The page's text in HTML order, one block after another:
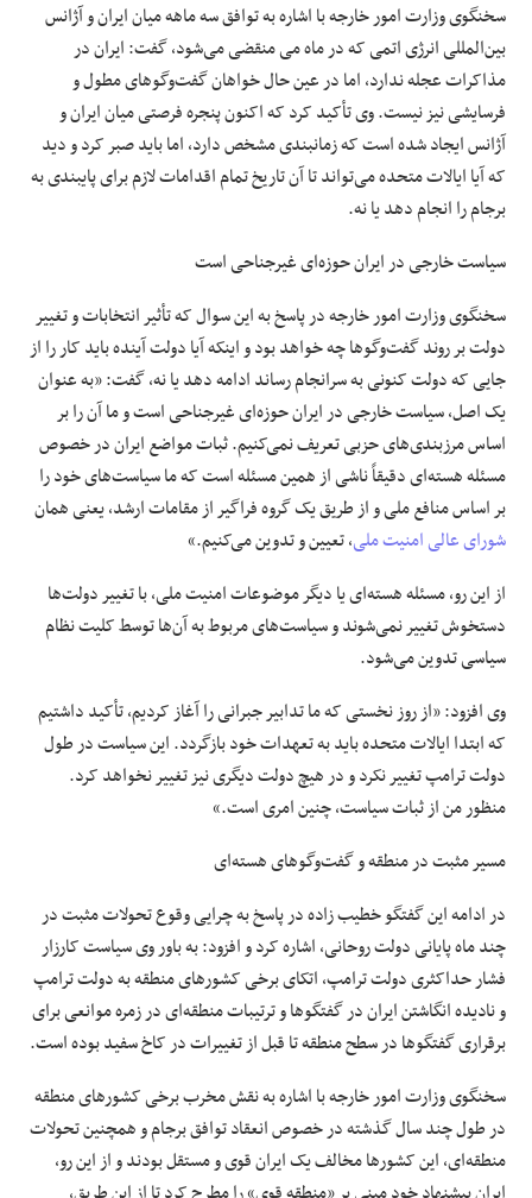
سخنگوی وزارت امور خارجه با اشاره به توافق سه ماهه میان ایران و آژانس
بین‌المللی انرژی اتمی که در ماه می منقضی می‌شود، گفت: ایران در
مذاکرات عجله ندارد، اما در عین حال خواهان گفت‌وگوهای مطول و
فرسایشی نیز نیست. وی تأکید کرد که اکنون پنجره فرصتی میان ایران و
آژانس ایجاد شده است که زمانبندی مشخص دارد، اما باید صبر کرد و دید
که آیا ایالات متحده می‌تواند تا آن تاریخ تمام اقدامات لازم برای پایبندی به
برجام را انجام دهد یا نه.
سیاست خارجی در ایران حوزه‌ای غیرجناحی است
سخنگوی وزارت امور خارجه در پاسخ به این سوال که تأثیر انتخابات و تغییر
دولت بر روند گفت‌وگوها چه خواهد بود و اینکه آیا دولت آینده باید کار را از
جایی که دولت کنونی به سرانجام رساند ادامه دهد یا نه، گفت: «به عنوان
یک اصل، سیاست خارجی در ایران حوزه‌ای غیرجناحی است و ما آن را بر
اساس مرزبندی‌های حزبی تعریف نمی‌کنیم. ثبات مواضع ایران در خصوص
مسئله هسته‌ای دقیقاً ناشی از همین مسئله است که ما سیاست‌های خود را
بر اساس منافع ملی و از طریق یک گروه فراگیر از مقامات ارشد، یعنی همان
شورای عالی امنیت ملی، تعیین و تدوین می‌کنیم.»
از این رو، مسئله هسته‌ای یا دیگر موضوعات امنیت ملی، با تغییر دولت‌ها
دستخوش تغییر نمی‌شوند و سیاست‌های مربوط به آن‌ها توسط کلیت نظام
سیاسی تدوین می‌شود.
وی افزود: «از روز نخستی که ما تدابیر جبرانی را آغاز کردیم، تأکید داشتیم
که ابتدا ایالات متحده باید به تعهدات خود بازگردد. این سیاست در طول
دولت ترامپ تغییر نکرد و در هیچ دولت دیگری نیز تغییر نخواهد کرد.
منظور من از ثبات سیاست، چنین امری است.»
مسیر مثبت در منطقه و گفت‌وگوهای هسته‌ای
در ادامه این گفتگو خطیب زاده در پاسخ به چرایی وقوع تحولات مثبت در
چند ماه پایانی دولت روحانی، اشاره کرد و افزود: به باور وی سیاست کارزار
فشار حداکثری دولت ترامپ، اتکای برخی کشورهای منطقه به دولت ترامپ
و نادیده انگاشتن ایران در گفتگوها و ترتیبات منطقه‌ای در زمره موانعی برای
برقراری گفتگوها در سطح منطقه تا قبل از تغییرات در کاخ سفید بوده است.
سخنگوی وزارت امور خارجه با اشاره به نقش مخرب برخی کشورهای منطقه
در طول چند سال گذشته در خصوص انعقاد توافق برجام و همچنین تحولات
منطقه‌ای، این کشورها مخالف یک ایران قوی و مستقل بودند و از این رو،